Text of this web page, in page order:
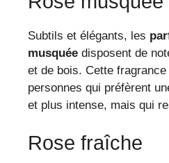
Subtils et élégants, les
musquée disposent de
et de bois. Cette
personnes qui préfèrent
et plus intense, mais qui
Rose fraîche